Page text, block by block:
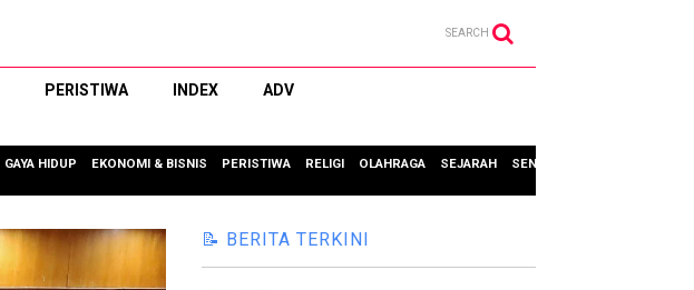
SEARCH
PERISTIWA INDEX ADV
GAYA HIDUP EKONOMI & BISNIS PERISTIWA RELIGI OLAHRAGA SEJARAH SENI & BUDAYA
📝 BERITA TERKINI